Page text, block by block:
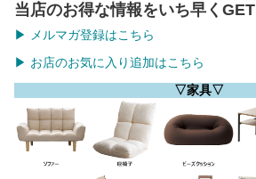
当店のお得な情報をいち早くGET
▶ メルマガ登録はこちら
▶ お店のお気に入り追加はこちら
▽家具▽